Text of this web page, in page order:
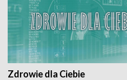
Zdrowie dla Ciebie